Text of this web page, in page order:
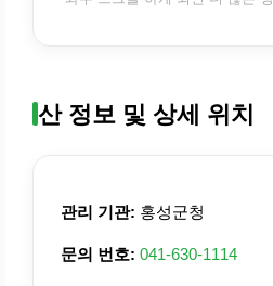
산 정보 및 상세 위치
관리 기관: 홍성군청
문의 번호: 041-630-1114